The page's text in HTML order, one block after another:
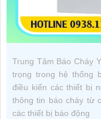
Trung Tâm Báo Cháy
trọng trong hệ thống
điều kiển các thiết bị
thông tin báo cháy từ
các thiết bị báo động